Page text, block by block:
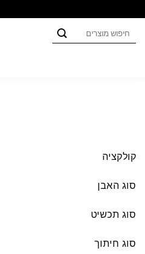
to
content
קולקציה
סוג האבן
סוג תכשיט
סוג חיתוך